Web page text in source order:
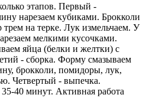
этапов. Первый -
нарезаем кубиками. Брокколи
на терке. Лук измельчаем. У
мелкими кусочками.
яйца (белки и желтки) с
- сборка. Форму смазываем
брокколи, помидоры, лук,
Четвертый - выпечка.
40 минут. Активная работа